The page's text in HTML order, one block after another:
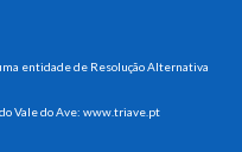
entidade de Resolução Alternativa
Vale do Ave:www.triave.pt